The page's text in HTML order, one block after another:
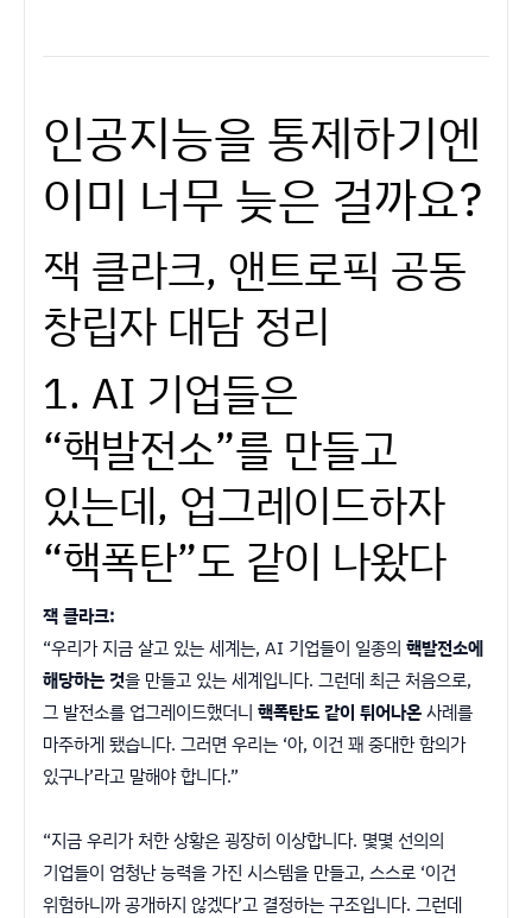
인공지능을 통제하기엔
이미 너무 늦은 걸까요?
잭 클라크, 앤트로픽 공동
창립자 대담 정리
1. AI 기업들은
“핵발전소”를 만들고
있는데, 업그레이드하자
“핵폭탄”도 같이 나왔다
잭 클라크:
“우리가 지금 살고 있는 세계는, AI 기업들이 일종의 핵발전소에
해당하는 것을 만들고 있는 세계입니다. 그런데 최근 처음으로,
그 발전소를 업그레이드했더니 핵폭탄도 같이 튀어나온사례를
마주하게 됐습니다. 그러면 우리는 ‘아, 이건 꽤 중대한 함의가
있구나’라고 말해야 합니다.”
“지금 우리가 처한 상황은 굉장히 이상합니다. 몇몇 선의의
기업들이 엄청난 능력을 가진 시스템을 만들고, 스스로 ‘이건
위험하니까 공개하지 않겠다’고 결정하는 구조입니다. 그런데